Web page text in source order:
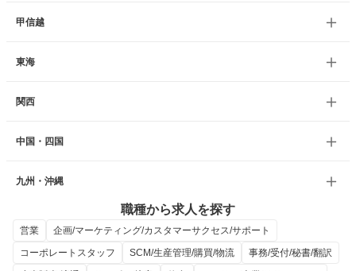
甲信越
東海
関西
中国・四国
九州・沖縄
職種から求人を探す
営業
企画/マーケティング/カスタマーサクセス/サポート
コーポレートスタッフ
SCM/生産管理/購買/物流
事務/受付/秘書/翻訳